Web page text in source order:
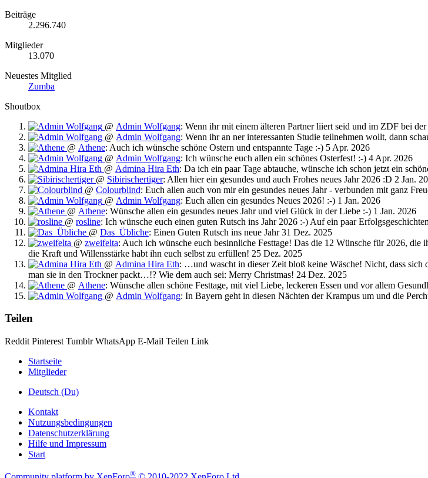
Beiträge
2.296.740
Mitglieder
13.070
Neuestes Mitglied
Zumba
Shoutbox
@ Admin Wolfgang: Wenn ihr mit einem älteren Partner liiert seid und im ZDF bei
@ Admin Wolfgang: Wenn ihr an ner interessanten Studie teilnehmen wollt, dann
@ Athene: Auch ich wünsche schöne Ostern und entspannte Tage :-) 5 Apr. 2026
@ Admin Wolfgang: Ich wünsche euch allen ein schönes Osterfest! :-) 4 Apr. 2026
@ Admina Hira Eth: Da ich ein paar Tage abtauche, wünsche ich schon jetzt ein
@ Sibirischertiger: Allen hier ein gesundes und auch Frohes neues Jahr 2026 :D 2 Jan.
@ Colourblind: Euch allen auch von mir ein gesundes neues Jahr - verbunden mit ganz
@ Admin Wolfgang: Euch allen ein gesundes Neues 2026! :-) 1 Jan. 2026
@ Athene: Wünsche allen ein gesundes neues Jahr und viel Glück in der Liebe :-) 1 Jan. 2026
@ rosline: Ich wünsche euch einen guten Rutsch ins Jahr 2026 :-) Auf ein paar
@ Das_Übliche: Einen Guten Rutsch ins neue Jahr 31 Dez. 2025
@ zweifelta: Auch ich wünsche euch besinnliche Festtage! Das die 12 Wünsche für 2026,
die Kraft und Willensstärke habt ihn euch selbst zu erfüllen! 25 Dez. 2025
@ Admina Hira Eth: …und wascht in dieser Zeit bloß keine Wäsche! Nicht, dass
man sie in den Trockner packt…!? Wie dem auch sei: Merry Christmas! 24 Dez. 2025
@ Athene: Wünsche allen schöne Festtage, mit viel Liebe, leckeren Essen und vor allem
@ Admin Wolfgang: In Bayern geht in diesen Nächten der Krampus um und die
Teilen
Reddit Pinterest Tumblr WhatsApp E-Mail Teilen Link
Startseite
Mitglieder
Deutsch (Du)
Kontakt
Nutzungsbedingungen
Datenschutzerklärung
Hilfe und Impressum
Start
®